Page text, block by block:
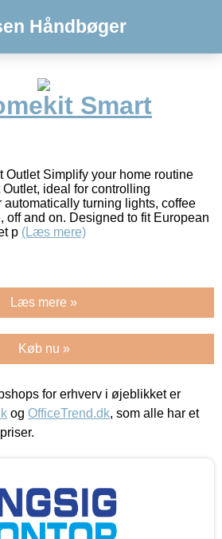
Håndbøger
Smart
Outlet Simplify your home routine
ideal for controlling
turning lights, coffee
off and on. Designed to fit European
p (Læs mere)
Læs mere »
Køb nu »
for erhverv i øjeblikket er
og OfficeTrend.dk, som alle har et